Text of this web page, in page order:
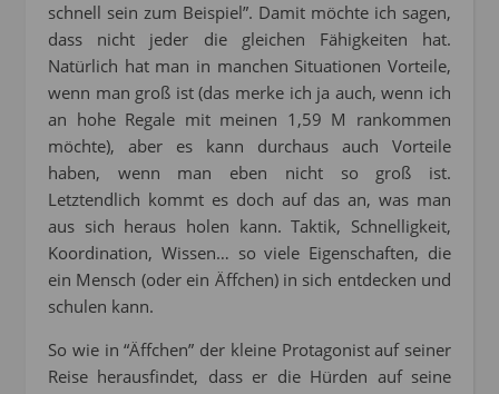
schnell sein zum Beispiel”. Damit möchte ich sagen,
dass nicht jeder die gleichen Fähigkeiten hat.
Natürlich hat man in manchen Situationen Vorteile,
wenn man groß ist (das merke ich ja auch, wenn ich
an hohe Regale mit meinen 1,59 M rankommen
möchte), aber es kann durchaus auch Vorteile
haben, wenn man eben nicht so groß ist.
Letztendlich kommt es doch auf das an, was man
aus sich heraus holen kann. Taktik, Schnelligkeit,
Koordination, Wissen… so viele Eigenschaften, die
ein Mensch (oder ein Äffchen) in sich entdecken und
schulen kann.
So wie in “Äffchen” der kleine Protagonist auf seiner
Reise herausfindet, dass er die Hürden auf seine